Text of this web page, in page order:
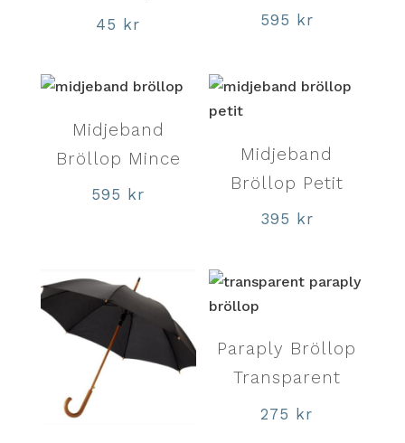
45 kr 595 kr
Midjeband
Bröllop Mince
595 kr
Midjeband
Bröllop Petit
395 kr
Paraply Bröllop
Transparent
275 kr